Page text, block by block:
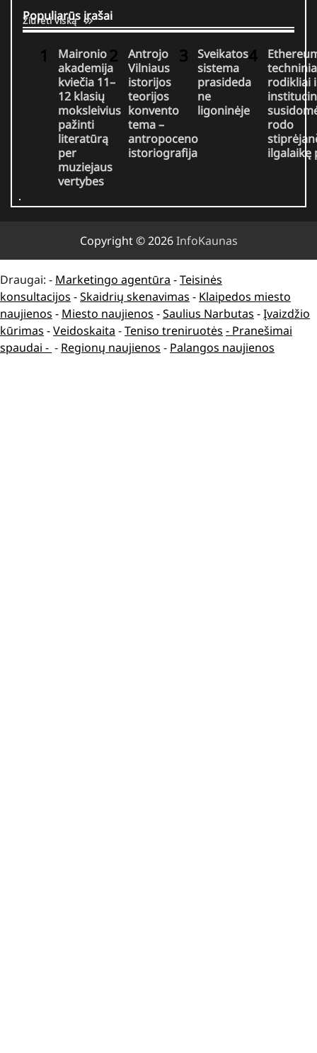
Populiarūs įrašai
Žiūrėti viską
Maironio
akademija
kviečia 11–
12 klasių
moksleivius
pažinti
literatūrą
per
muziejaus
vertybes
Antrojo
Vilniaus
istorijos
teorijos
konvento
tema –
antropoceno
istoriografija
Sveikatos
sistema
prasideda
ne
ligoninėje
rodikliai
rodo
ilgalaikę
Copyright © 2026InfoKaunas
Draugai: - Marketingo agentūra -Teisinės
konsultacijos -Skaidrių skenavimas - Klaipedos miesto
naujienos - Miesto naujienos -Saulius Narbutas -Įvaizdžio
kūrimas -Veidoskaita -Teniso treniruotės - Pranešimai
spaudai - - Regionų naujienos - Palangos naujienos